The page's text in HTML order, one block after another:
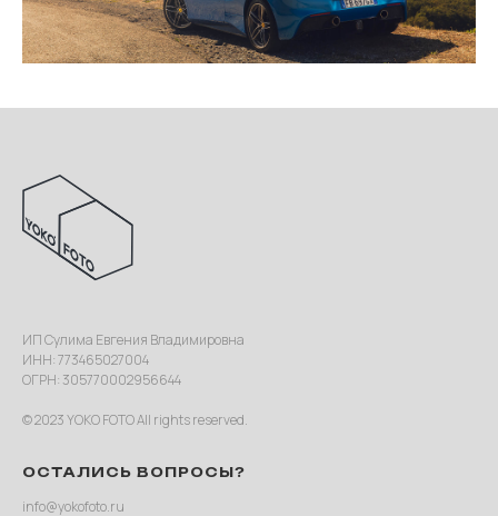
ИП Сулима Евгения Владимировна
ИНН: 773465027004
ОГРН: 305770002956644
© 2023 YOKO FOTO All rights reserved.
ОСТАЛИСЬ ВОПРОСЫ?
info@yokofoto.ru